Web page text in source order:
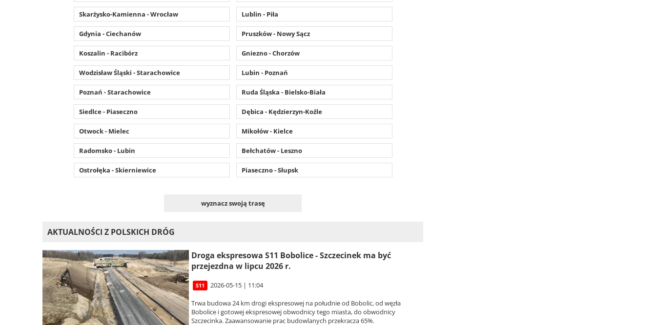
Skarżysko-Kamienna - Wrocław Lublin - Piła
Gdynia - Ciechanów Pruszków - Nowy Sącz
Koszalin - Racibórz Gniezno - Chorzów
Wodzisław Śląski - Starachowice Lubin - Poznań
Poznań - Starachowice Ruda Śląska - Bielsko-Biała
Siedlce - Piaseczno Dębica - Kędzierzyn-Koźle
Otwock - Mielec Mikołów - Kielce
Radomsko - Lubin Bełchatów - Leszno
Ostrołęka - Skierniewice Piaseczno - Słupsk
wyznacz swoją trasę
AKTUALNOŚCI Z POLSKICH DRÓG
Droga ekspresowa S11 Bobolice - Szczecinek ma być
przejezdna w lipcu 2026 r.
S11 2026-05-15 | 11:04
Trwa budowa 24 km drogi ekspresowej na południe od Bobolic, od węzła
Bobolice i gotowej ekspresowej obwodnicy tego miasta, do obwodnicy
Szczecinka. Zaawansowanie prac budowlanych przekracza 65%.